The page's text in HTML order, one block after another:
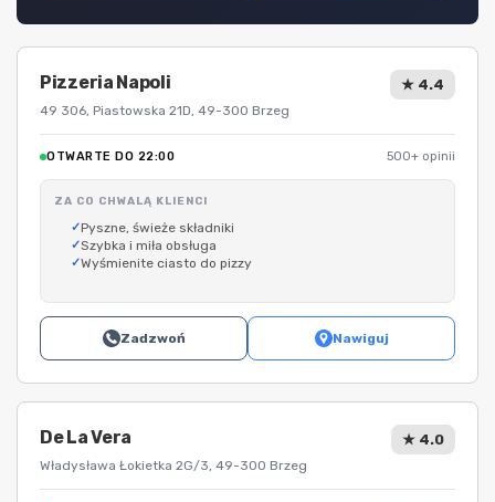
Pizzeria Napoli
49 306, Piastowska 21D, 49-300 Brzeg
★ 4.4
OTWARTE DO 22:00 500+ opinii
ZA CO CHWALĄ KLIENCI
Pyszne, świeże składniki
Szybka i miła obsługa
Wyśmienite ciasto do pizzy
Zadzwoń Nawiguj
De La Vera
Władysława Łokietka 2G/3, 49-300 Brzeg
★ 4.0